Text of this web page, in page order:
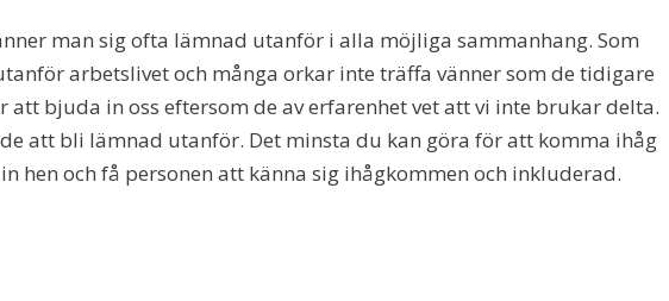
man sig ofta lämnad utanför i alla möjliga sammanhang. Som
arbetslivet och många orkar inte träffa vänner som de tidigare
att bjuda in oss eftersom de av erfarenhet vet att vi inte brukar delta.
att bli lämnad utanför. Det minsta du kan göra för att komma ihåg
hen och få personen att känna sig ihågkommen och inkluderad.